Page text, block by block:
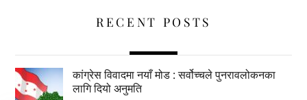
RECENT POSTS
कांग्रेस विवादमा नयाँ मोड : सर्वोच्चले पुनरावलोकनका
लागि दियो अनुमति